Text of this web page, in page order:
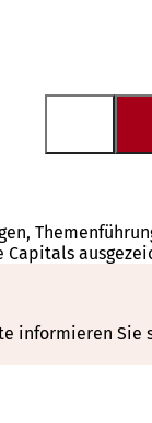
informieren